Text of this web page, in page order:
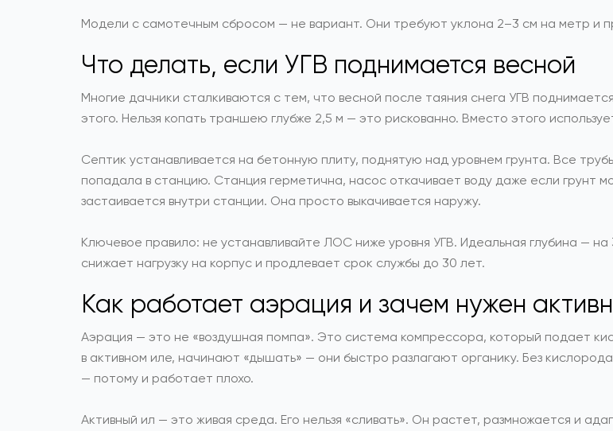
Модели с самотечным сбросом — не вариант. Они требуют уклона 2–3 см на метр и
Что делать, если УГВ поднимается весной
Многие дачники сталкиваются с тем, что весной после таяния снега УГВ
этого. Нельзя копать траншею глубже 2,5 м — это рискованно. Вместо этого
Септик устанавливается на бетонную плиту, поднятую над уровнем грунта. Все
попадала в станцию. Станция герметична, насос откачивает воду даже если грунт
застаивается внутри станции. Она просто выкачивается наружу.
Ключевое правило: не устанавливайте ЛОС ниже уровня УГВ. Идеальная глубина —
снижает нагрузку на корпус и продлевает срок службы до 30 лет.
Как работает аэрация и зачем нужен
Аэрация — это не «воздушная помпа». Это система компрессора, который подает
в активном иле, начинают «дышать» — они быстро разлагают органику. Без
— потому и работает плохо.
Активный ил — это живая среда. Его нельзя «сливать». Он растет, размножается и